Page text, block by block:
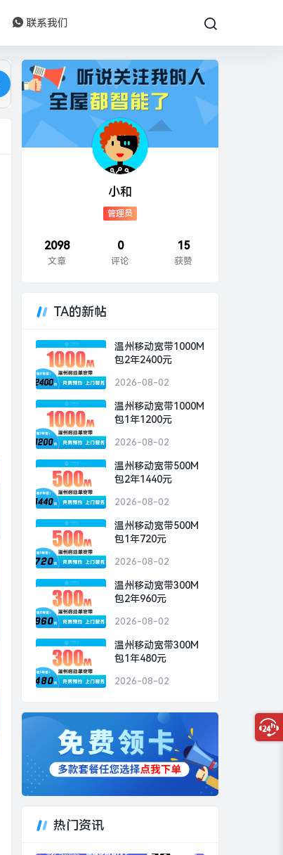
联系我们
小和
管理员
2098
文章
0
评论
15
获赞
TA的新帖
温州移动宽带1000M
包2年2400元
2026-08-02
温州移动宽带1000M
包1年1200元
2026-08-02
温州移动宽带500M
包2年1440元
2026-08-02
温州移动宽带500M
包1年720元
2026-08-02
温州移动宽带300M
包2年960元
2026-08-02
温州移动宽带300M
包1年480元
2026-08-02
热门资讯